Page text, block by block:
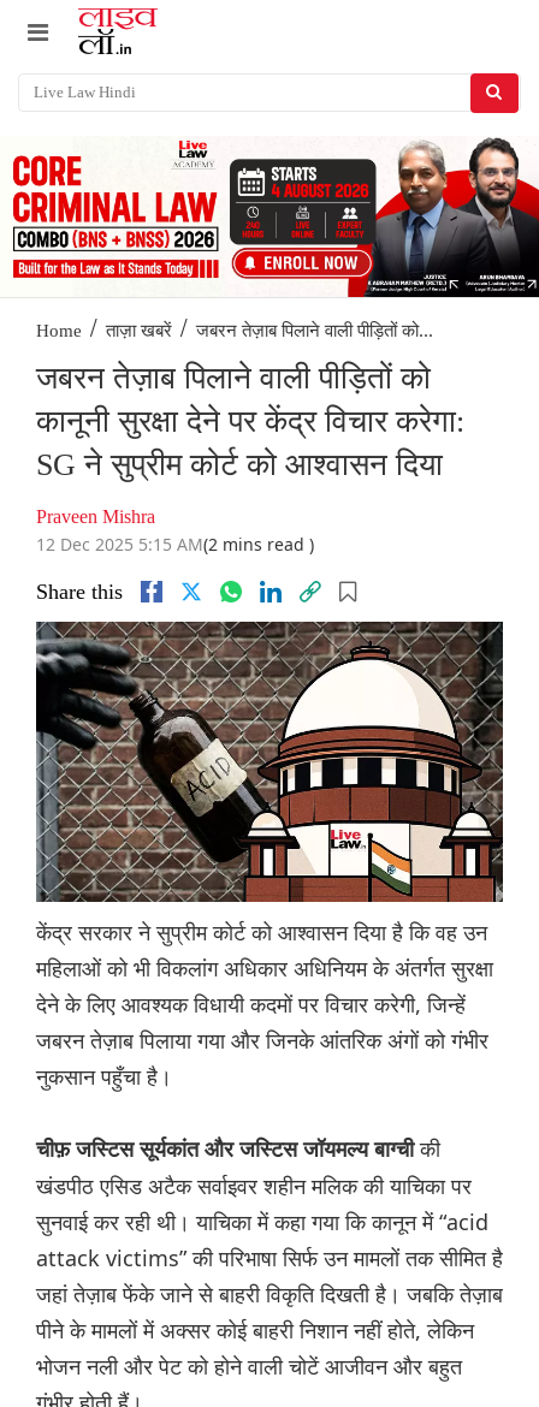
Home / ताज़ा खबरें / जबरन तेज़ाब पिलाने वाली पीड़ितों को...
जबरन तेज़ाब पिलाने वाली पीड़ितों को
कानूनी सुरक्षा देने पर केंद्र विचार करेगा:
SG ने सुप्रीम कोर्ट को आश्वासन दिया
Praveen Mishra
12 Dec 2025 5:15 AM(2 mins read )
Share this
केंद्र सरकार ने सुप्रीम कोर्ट को आश्वासन दिया है कि वह उन
महिलाओं को भी विकलांग अधिकार अधिनियम के अंतर्गत सुरक्षा
देने के लिए आवश्यक विधायी कदमों पर विचार करेगी, जिन्हें
जबरन तेज़ाब पिलाया गया और जिनके आंतरिक अंगों को गंभीर
नुकसान पहुँचा है।
चीफ़ जस्टिस सूर्यकांत और जस्टिस जॉयमल्य बाग्चीकी
खंडपीठ एसिड अटैक सर्वाइवर शहीन मलिक की याचिका पर
सुनवाई कर रही थी। याचिका में कहा गया कि कानून में “acid
attack victims” की परिभाषा सिर्फ उन मामलों तक सीमित है
जहां तेज़ाब फेंके जाने से बाहरी विकृति दिखती है। जबकि तेज़ाब
पीने के मामलों में अक्सर कोई बाहरी निशान नहीं होते, लेकिन
भोजन नली और पेट को होने वाली चोटें आजीवन और बहुत